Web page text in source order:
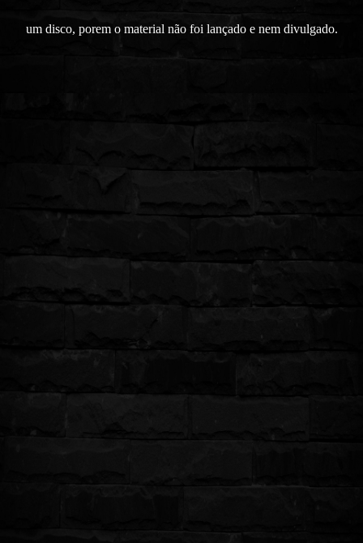
um disco, porem o material não foi lançado e nem divulgado.